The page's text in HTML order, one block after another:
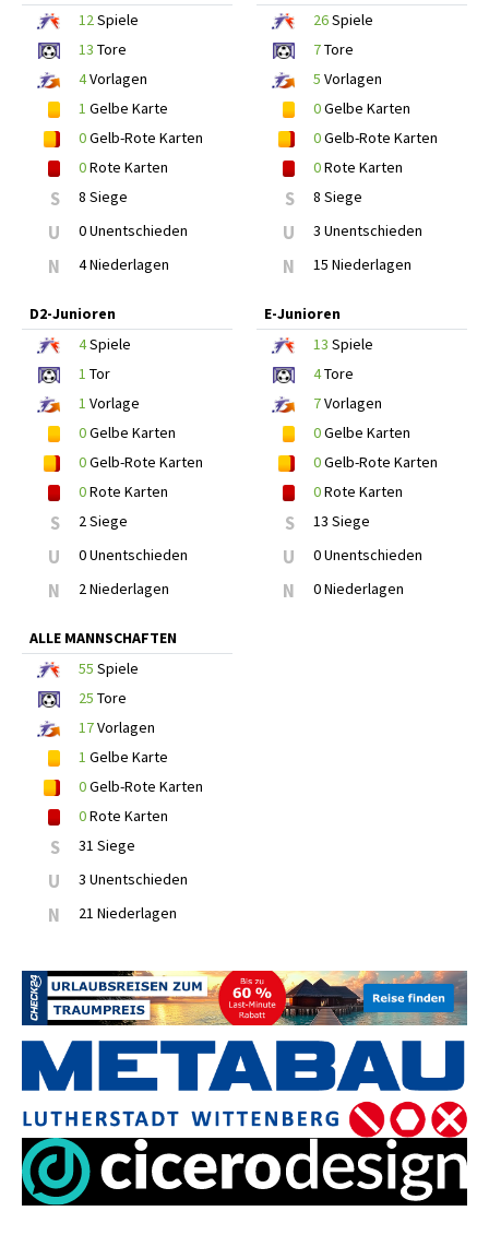
12Spiele
13 Tore
4Vorlagen
1 Gelbe Karte
0Gelb-Rote Karten
0Rote Karten
S 8 Siege
U 0 Unentschieden
N 4 Niederlagen
26Spiele
7Tore
5 Vorlagen
0Gelbe Karten
0Gelb-Rote Karten
0Rote Karten
S 8 Siege
U 3 Unentschieden
N 15 Niederlagen
D2-Junioren
4Spiele
1 Tor
1 Vorlage
0Gelbe Karten
0Gelb-Rote Karten
0Rote Karten
S 2 Siege
U 0 Unentschieden
N 2 Niederlagen
E-Junioren
13 Spiele
4Tore
7Vorlagen
0Gelbe Karten
0Gelb-Rote Karten
0Rote Karten
S 13 Siege
U 0 Unentschieden
N 0 Niederlagen
ALLE MANNSCHAFTEN
55 Spiele
25 Tore
17Vorlagen
1 Gelbe Karte
0Gelb-Rote Karten
0Rote Karten
S 31 Siege
U 3 Unentschieden
N 21 Niederlagen